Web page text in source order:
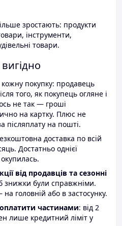
зростають: продукти
інструменти,
товари.
покупку: продавець
того, як покупець огляне і
не так — гроші
на картку. Плюс не
післяплату на пошті.
доставка по всій
Достатньо однієї
від продавців та сезонні
були справжніми.
головній або в застосунку.
оплатити частинами: від 2
лише кредитний ліміт у